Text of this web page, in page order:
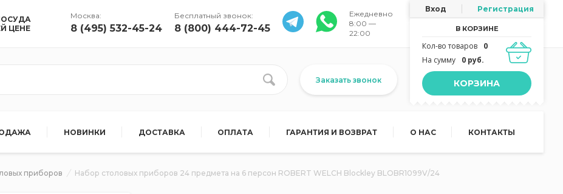
ЦЕНЕ
Москва:
8 (495) 532-45-24
Бесплатный звонок:
8 (800) 444-72-45
Ежедневно
8:00 —
22:00
Вход Регистрация
В КОРЗИНЕ
Кол-во товаров
0
На сумму
0 руб.
КОРЗИНА
Заказать звонок
НОВИНКИ ДОСТАВКА ОПЛАТА ГАРАНТИЯ И ВОЗВРАТ О НАС КОНТАКТЫ
приборов Набор столовых приборов 24 предмета на 6 персон ROBERT WELCH Blockley BLOBR1099V/24